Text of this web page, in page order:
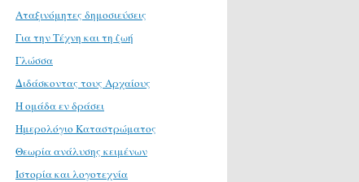
Αταξινόμητες δημοσιεύσεις
Για την Τέχνη και τη ζωή
Γλώσσα
Διδάσκοντας τους Αρχαίους
Η ομάδα εν δράσει
Ημερολόγιο Καταστρώματος
Θεωρία ανάλυσης κειμένων
Ιστορία και λογοτεχνία